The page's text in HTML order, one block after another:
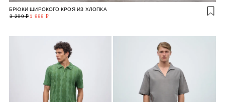
БРЮКИ ШИРОКОГО КРОЯ ИЗ ХЛОПКА
1 999 ₽
3 299 ₽